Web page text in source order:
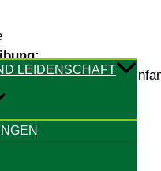
LEIDENSCHAFT
Sanierung eines